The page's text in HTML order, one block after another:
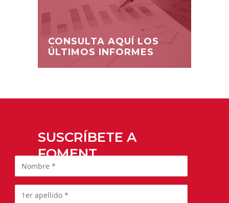
CONSULTA AQUÍ LOS
ÚLTIMOS INFORMES
SUSCRÍBETE A
FOMENT